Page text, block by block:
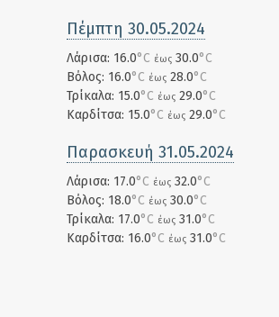
Πέμπτη 30.05.2024
Λάρισα: 16.0°C έως 30.0°C
Βόλος: 16.0°C έως 28.0°C
Τρίκαλα: 15.0°C έως 29.0°C
Καρδίτσα: 15.0°C έως 29.0°C
Παρασκευή 31.05.2024
Λάρισα: 17.0°C έως 32.0°C
Βόλος: 18.0°C έως 30.0°C
Τρίκαλα: 17.0°C έως 31.0°C
Καρδίτσα: 16.0°C έως 31.0°C